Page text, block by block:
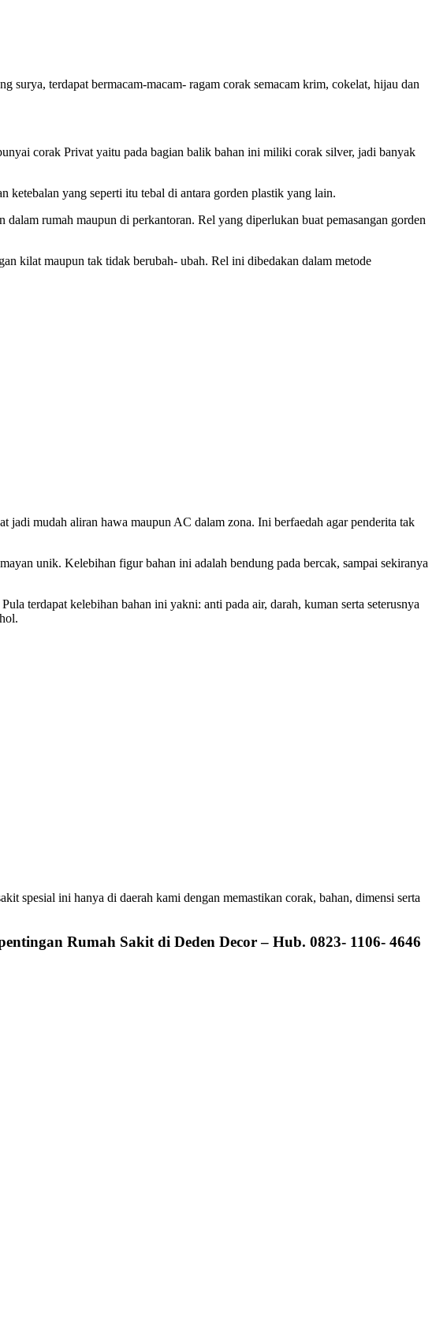
terdapat bermacam-macam- ragam corak semacam krim, cokelat, hijau dan
corak Privat yaitu pada bagian balik bahan ini miliki corak silver, jadi banyak
yang seperti itu tebal di antara gorden plastik yang lain.
rumah maupun di perkantoran. Rel yang diperlukan buat pemasangan gorden
kilat maupun tak tidak berubah- ubah. Rel ini dibedakan dalam metode
mudah aliran hawa maupun AC dalam zona. Ini berfaedah agar penderita tak
unik. Kelebihan figur bahan ini adalah bendung pada bercak, sampai sekiranya
terdapat kelebihan bahan ini yakni: anti pada air, darah, kuman serta seterusnya
spesial ini hanya di daerah kami dengan memastikan corak, bahan, dimensi serta
Rumah Sakit di Deden Decor – Hub. 0823- 1106- 4646